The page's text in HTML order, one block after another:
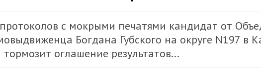
с мокрыми печатями кандидат от
Богдана Губского на округе N197 в
оглашение результатов...